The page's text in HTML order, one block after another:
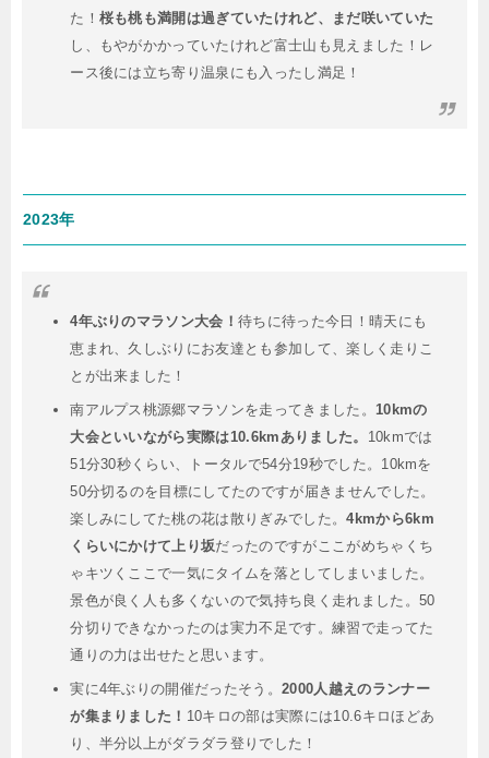
た！ 桜も桃も満開は過ぎていたけれど、まだ咲いていた
し、もやがかかっていたけれど富士山も見えました！レ
ース後には立ち寄り温泉にも入ったし満足！
2023年
4年ぶりのマラソン大会！待ちに待った今日！晴天にも
恵まれ、久しぶりにお友達とも参加して、楽しく走りこ
とが出来ました！
南アルプス桃源郷マラソンを走ってきました。 10kmの
大会といいながら実際は10.6kmありました。 10kmでは
51分30秒くらい、トータルで54分19秒でした。10kmを
50分切るのを目標にしてたのですが届きませんでした。
楽しみにしてた桃の花は散りぎみでした。4kmから6km
くらいにかけて上り坂だったのですがここがめちゃくち
ゃキツくここで一気にタイムを落としてしまいました。
景色が良く人も多くないので気持ち良く走れました。50
分切りできなかったのは実力不足です。練習で走ってた
通りの力は出せたと思います。
実に4年ぶりの開催だったそう。 2000人越えのランナー
が集まりました！ 10キロの部は実際には10.6キロほどあ
り、半分以上がダラダラ登りでした！